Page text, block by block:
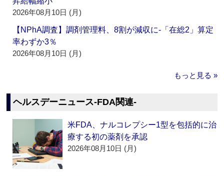
2026年08月10日 (月)
【NPhA調査】調剤管理料、8割が減収に‐「在総2」算定
率わずか3％
2026年08月10日 (月)
もっと見る »
ヘルスデーニュース‐FDA関連‐
米FDA、ナルコレプシー1型を包括的に治
療する初の薬剤を承認
2026年08月10日 (月)